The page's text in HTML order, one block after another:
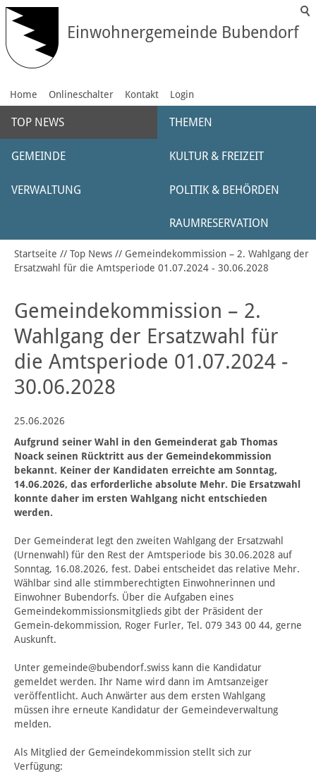
Einwohnergemeinde Bubendorf
Home Onlineschalter Kontakt Login
TOP NEWS THEMEN
GEMEINDE KULTUR & FREIZEIT
VERWALTUNG POLITIK & BEHÖRDEN
RAUMRESERVATION
Startseite Top News
Gemeindekommission – 2. Wahlgang der
Ersatzwahl für die Amtsperiode 01.07.2024 - 30.06.2028
Gemeindekommission – 2.
Wahlgang der Ersatzwahl für
die Amtsperiode 01.07.2024 -
30.06.2028
25.06.2026
Aufgrund seiner Wahl in den Gemeinderat gab Thomas
Noack seinen Rücktritt aus der Gemeindekommission
bekannt. Keiner der Kandidaten erreichte am Sonntag,
14.06.2026, das erforderliche absolute Mehr. Die Ersatzwahl
konnte daher im ersten Wahlgang nicht entschieden
werden.
Der Gemeinderat legt den zweiten Wahlgang der Ersatzwahl
(Urnenwahl) für den Rest der Amtsperiode bis 30.06.2028 auf
Sonntag, 16.08.2026, fest. Dabei entscheidet das relative Mehr.
Wählbar sind alle stimmberechtigten Einwohnerinnen und
Einwohner Bubendorfs. Über die Aufgaben eines
Gemeindekommissionsmitglieds gibt der Präsident der
Gemein-dekommission, Roger Furler, Tel. 079 343 00 44, gerne
Auskunft.
Unter gemeinde@bubendorf.swiss kann die Kandidatur
gemeldet werden. Ihr Name wird dann im Amtsanzeiger
veröffentlicht. Auch Anwärter aus dem ersten Wahlgang
müssen ihre erneute Kandidatur der Gemeindeverwaltung
melden.
Als Mitglied der Gemeindekommission stellt sich zur
Verfügung: